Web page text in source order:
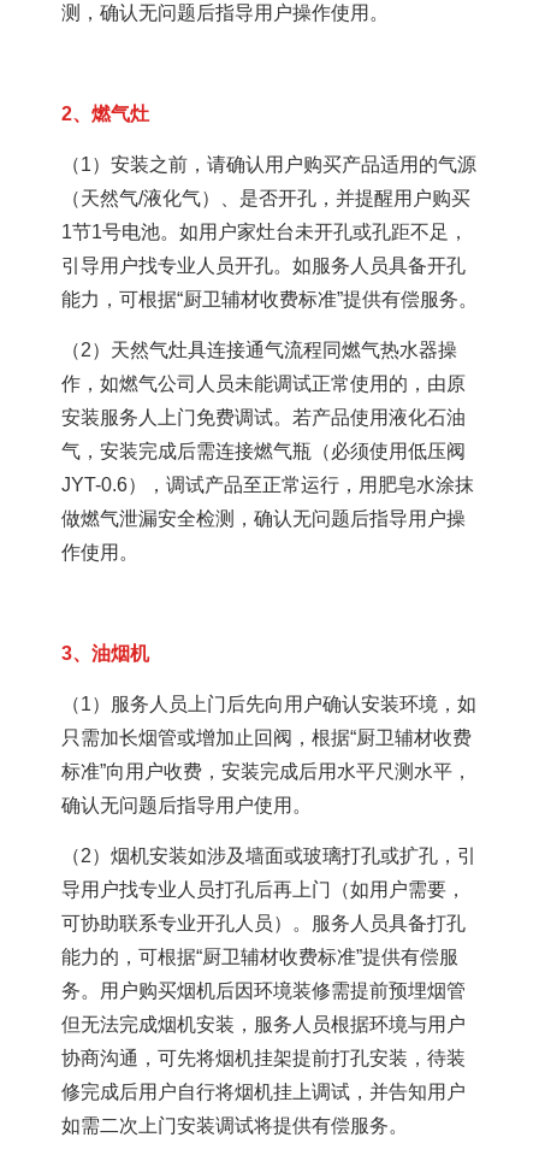
测，确认无问题后指导用户操作使用。
2、燃气灶
（1）安装之前，请确认用户购买产品适用的气源
（天然气/液化气）、是否开孔，并提醒用户购买
1节1号电池。如用户家灶台未开孔或孔距不足，
引导用户找专业人员开孔。如服务人员具备开孔
能力，可根据“厨卫辅材收费标准”提供有偿服务。
（2）天然气灶具连接通气流程同燃气热水器操
作，如燃气公司人员未能调试正常使用的，由原
安装服务人上门免费调试。若产品使用液化石油
气，安装完成后需连接燃气瓶（必须使用低压阀
JYT-0.6），调试产品至正常运行，用肥皂水涂抹
做燃气泄漏安全检测，确认无问题后指导用户操
作使用。
3、油烟机
（1）服务人员上门后先向用户确认安装环境，如
只需加长烟管或增加止回阀，根据“厨卫辅材收费
标准”向用户收费，安装完成后用水平尺测水平，
确认无问题后指导用户使用。
（2）烟机安装如涉及墙面或玻璃打孔或扩孔，引
导用户找专业人员打孔后再上门（如用户需要，
可协助联系专业开孔人员）。服务人员具备打孔
能力的，可根据“厨卫辅材收费标准”提供有偿服
务。用户购买烟机后因环境装修需提前预埋烟管
但无法完成烟机安装，服务人员根据环境与用户
协商沟通，可先将烟机挂架提前打孔安装，待装
修完成后用户自行将烟机挂上调试，并告知用户
如需二次上门安装调试将提供有偿服务。